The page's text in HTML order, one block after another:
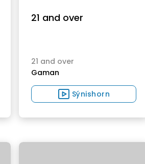
21 and over
21 and over
Gaman
Sýnishorn